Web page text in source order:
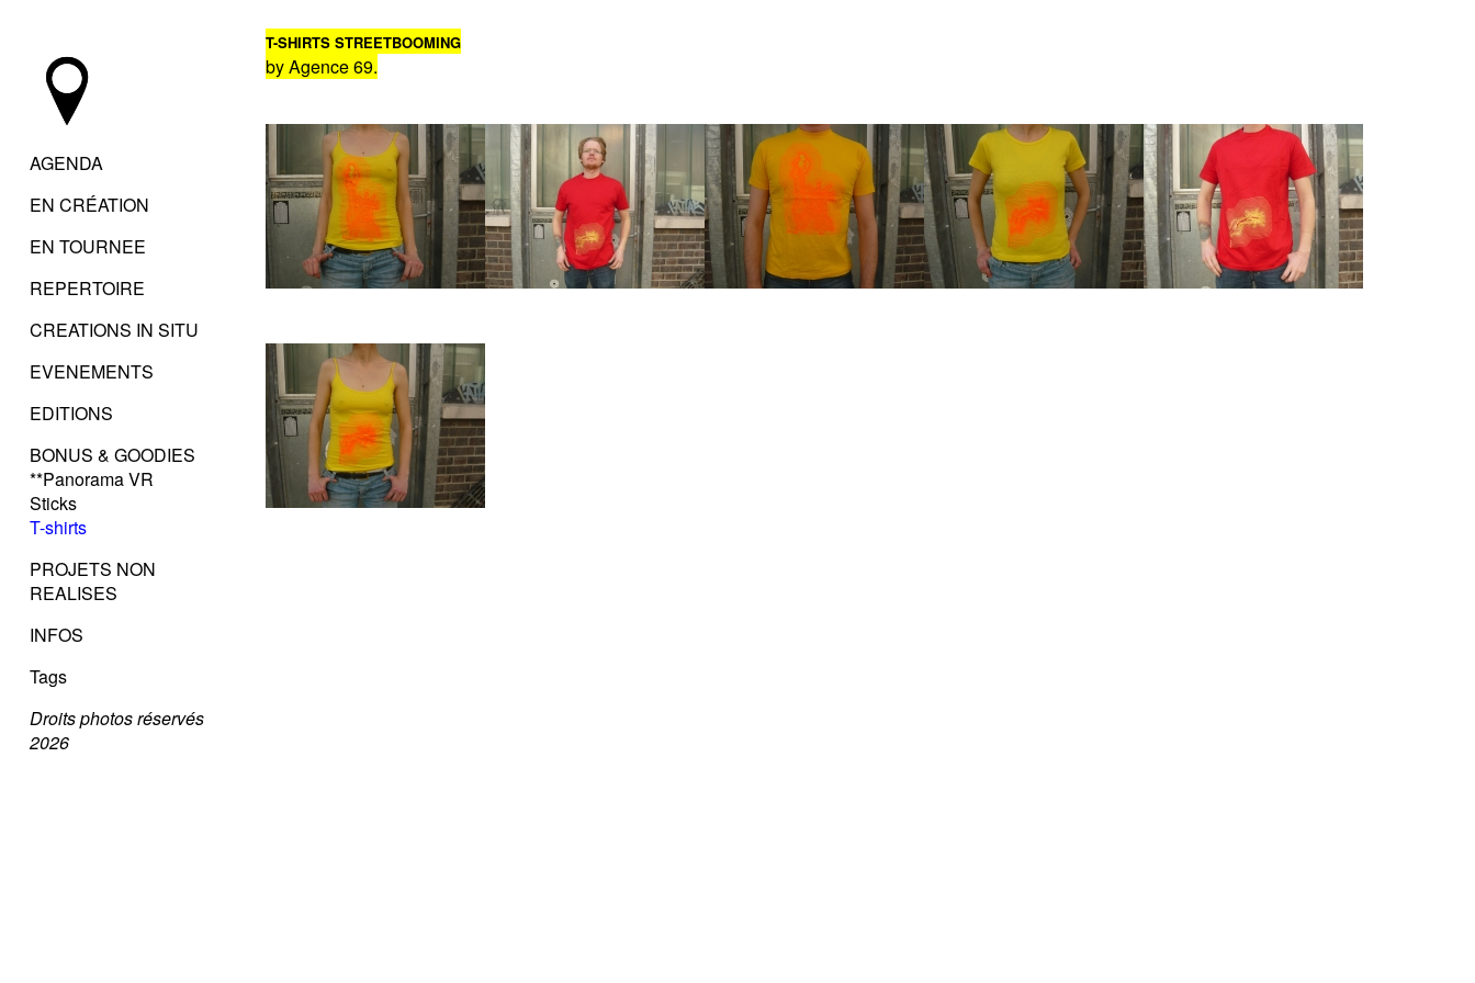
AGENDA
EN CRÉATION
EN TOURNEE
REPERTOIRE
CREATIONS IN SITU
EVENEMENTS
EDITIONS
BONUS & GOODIES
**Panorama VR
Sticks
T-shirts
PROJETS NON
REALISES
INFOS
Tags
Droits photos réservés
2026
T-SHIRTS STREETBOOMING
by Agence 69.